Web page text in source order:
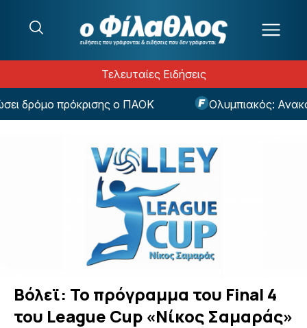
Τελευταίες Ειδήσεις
δρόμο πρόκρισης ο ΠΑΟΚ Ολυμπιακός:
Βόλεϊ: Το πρόγραμμα του Final 4
του League Cup «Νίκος Σαμαράς»